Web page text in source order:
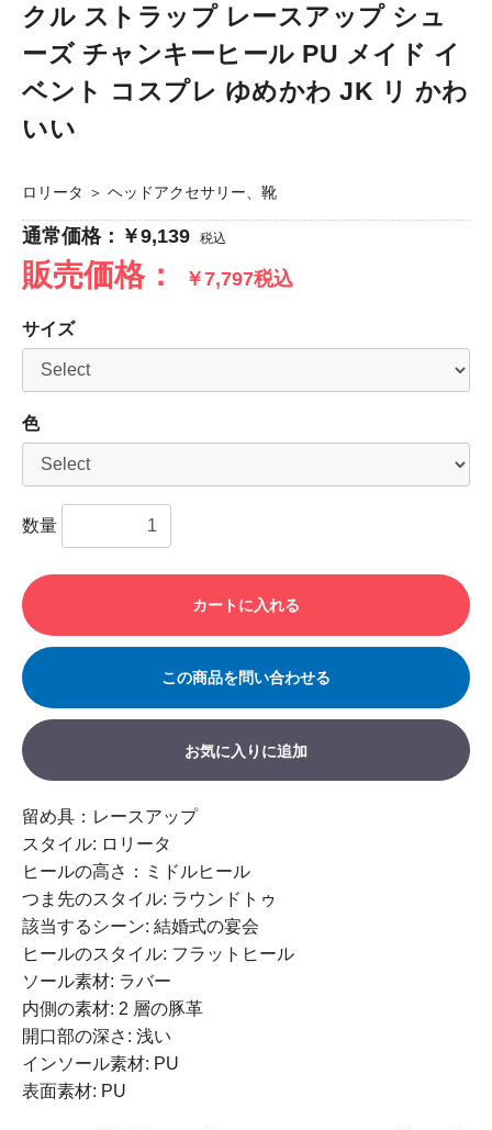
クル ストラップ レースアップ シュ
ーズ チャンキーヒール PU メイド イ
ベント コスプレ ゆめかわ JK リ かわ
いい
ロリータ ＞ ヘッドアクセサリー、靴
通常価格：￥9,139 税込
販売価格： ￥7,797税込
サイズ
色
数量
カートに入れる
この商品を問い合わせる
お気に入りに追加
留め具：レースアップ
スタイル: ロリータ
ヒールの高さ：ミドルヒール
つま先のスタイル: ラウンドトゥ
該当するシーン: 結婚式の宴会
ヒールのスタイル: フラットヒール
ソール素材: ラバー
内側の素材: 2 層の豚革
開口部の深さ: 浅い
インソール素材: PU
表面素材: PU